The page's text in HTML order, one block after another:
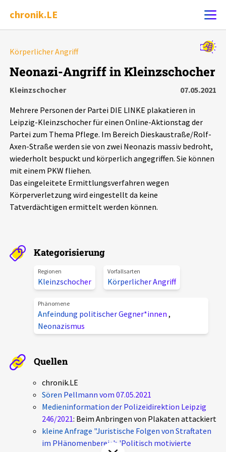
chronik.LE
Chronik
Dossiers
Leipziger Zustände
Schlaglichter
Phänomene
Veranstaltungen
Pressemitteilungen
Podcasts
Über uns
Kontakt
Unterstützer_innen
Spenden
Körperlicher Angriff
Neonazi-Angriff in Kleinzschocher
Kleinzschocher
07.05.2021
Mehrere Personen der Partei DIE LINKE plakatieren in
Leipzig-Kleinzschocher für einen Online-Aktionstag der
Partei zum Thema Pflege. Im Bereich Dieskaustraße/Rolf-
Axen-Straße werden sie von zwei Neonazis massiv bedroht,
wiederholt bespuckt und körperlich angegriffen. Sie können
mit einem PKW fliehen.
Das eingeleitete Ermittlungsverfahren wegen
Körperverletzung wird eingestellt da keine
Tatverdächtigen ermittelt werden können.
Kategorisierung
Regionen
Kleinzschocher
Vorfallsarten
Körperlicher Angriff
Phänomene
Anfeindung politischer Gegner*innen ,
Neonazismus
Quellen
chronik.LE
Sören Pellmann vom 07.05.2021
Medieninformation der Polizeidirektion Leipzig
246/2021: Beim Anbringen von Plakaten attackiert
kleine Anfrage "Juristische Folgen von Straftaten
im PHänomenbereich 'Politisch motivierte
Alle Ereignisse
Ereignisse
Ereignisse
Exportieren ? Filter Erklärungen